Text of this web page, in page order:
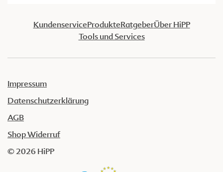
KundenserviceProdukteRatgeberÜber HiPP
Tools und Services
Impressum
Datenschutzerklärung
AGB
Shop Widerruf
© 2026 HiPP